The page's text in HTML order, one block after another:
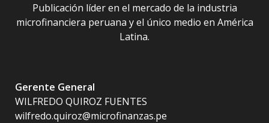
Publicación líder en el mercado de la industria
microfinanciera peruana y el único medio en América
Latina.
Gerente General
WILFREDO QUIROZ FUENTES
wilfredo.quiroz@microfinanzas.pe